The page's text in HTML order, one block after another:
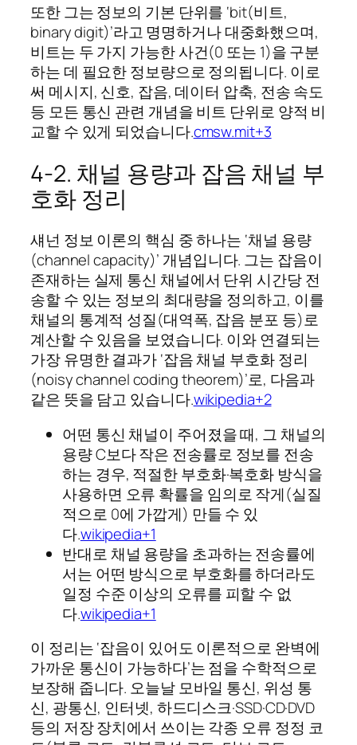
또한 그는 정보의 기본 단위를 ‘bit(비트,
binary digit)’라고 명명하거나 대중화했으며,
비트는 두 가지 가능한 사건(0 또는 1)을 구분
하는 데 필요한 정보량으로 정의됩니다. 이로
써 메시지, 신호, 잡음, 데이터 압축, 전송 속도
등 모든 통신 관련 개념을 비트 단위로 양적 비
교할 수 있게 되었습니다.cmsw.mit+3
4‑2. 채널 용량과 잡음 채널 부
호화 정리
섀넌 정보 이론의 핵심 중 하나는 ‘채널 용량
(channel capacity)’ 개념입니다. 그는 잡음이
존재하는 실제 통신 채널에서 단위 시간당 전
송할 수 있는 정보의 최대량을 정의하고, 이를
채널의 통계적 성질(대역폭, 잡음 분포 등)로
계산할 수 있음을 보였습니다. 이와 연결되는
가장 유명한 결과가 ‘잡음 채널 부호화 정리
(noisy channel coding theorem)’로, 다음과
같은 뜻을 담고 있습니다.wikipedia+2
어떤 통신 채널이 주어졌을 때, 그 채널의
용량C보다 작은 전송률로 정보를 전송
하는 경우, 적절한 부호화·복호화 방식을
사용하면 오류 확률을 임의로 작게(실질
적으로 0에 가깝게) 만들 수 있
다.wikipedia+1
반대로 채널 용량을 초과하는 전송률에
서는 어떤 방식으로 부호화를 하더라도
일정 수준 이상의 오류를 피할 수 없
다.wikipedia+1
이 정리는 ‘잡음이 있어도 이론적으로 완벽에
가까운 통신이 가능하다’는 점을 수학적으로
보장해 줍니다. 오늘날 모바일 통신, 위성 통
신, 광통신, 인터넷, 하드디스크·SSD·CD·DVD
등의 저장 장치에서 쓰이는 각종 오류 정정 코